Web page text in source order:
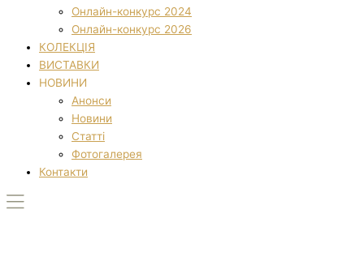
Онлайн-конкурс 2024
Онлайн-конкурс 2026
КОЛЕКЦІЯ
ВИСТАВКИ
НОВИНИ
Анонси
Новини
Статті
Фотогалерея
Контакти